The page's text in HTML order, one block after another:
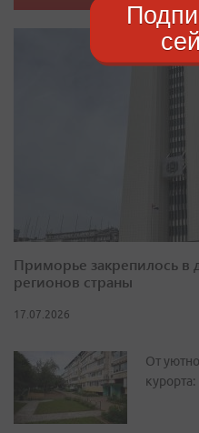
Приморье закрепилось в
регионов страны
17.07.2026
От